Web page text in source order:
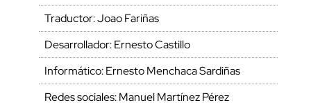
Traductor: Joao Fariñas
Desarrollador: Ernesto Castillo
Informático: Ernesto Menchaca Sardiñas
Redes sociales: Manuel Martínez Pérez